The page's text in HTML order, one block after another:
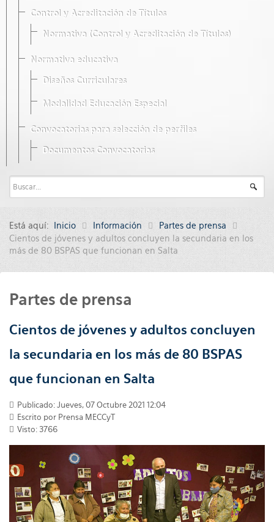
Control y Acreditación de Títulos
Normativa (Control y Acreditación de Títulos)
Normativa educativa
Diseños Curriculares
Modalidad Educación Especial
Convocatorias para selección de perfiles
Documentos Convocatorias
Está aquí: Inicio Información
Partes de prensa
Cientos de jóvenes y adultos concluyen la secundaria en los
más de 80 BSPAS que funcionan en Salta
Partes de prensa
Cientos de jóvenes y adultos concluyen
la secundaria en los más de 80 BSPAS
que funcionan en Salta
Publicado: Jueves, 07 Octubre 2021 12:04
Escrito por Prensa MECCyT
Visto: 3766